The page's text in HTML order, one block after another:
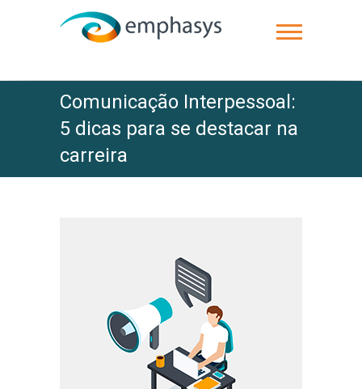
Comunicação Interpessoal:
5 dicas para se destacar na
carreira